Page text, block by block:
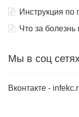
Инструкция по
Что за болезнь
Мы в соц
Вконтакте -